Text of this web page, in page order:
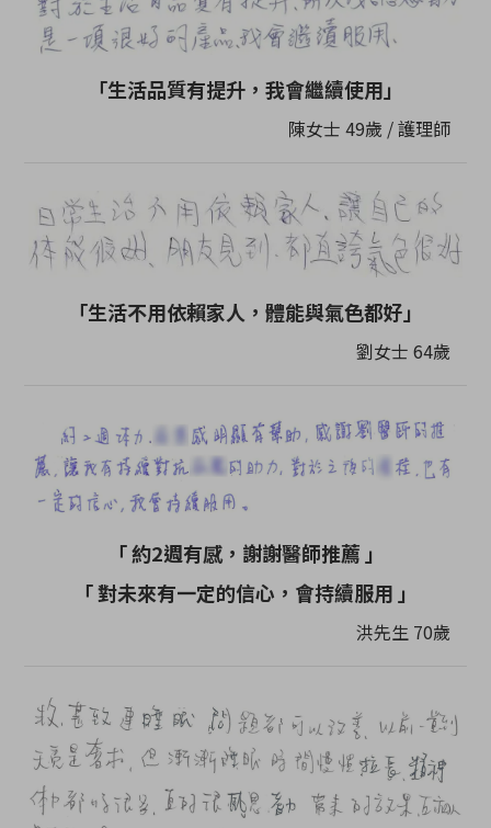
「生活品質有提升，我會繼續使用」
陳女士 49歲 / 護理師
「生活不用依賴家人，體能與氣色都好」
劉女士 64歲
「 約2週有感，謝謝醫師推薦 」
「 對未來有一定的信心，會持續服用 」
洪先生 70歲